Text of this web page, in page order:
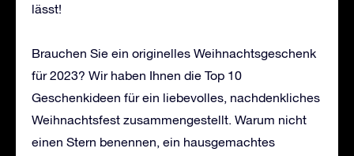
lässt!
Brauchen Sie ein originelles Weihnachtsgeschenk
für 2023? Wir haben Ihnen die Top 10
Geschenkideen für ein liebevolles, nachdenkliches
Weihnachtsfest zusammengestellt. Warum nicht
einen Stern benennen, ein hausgemachtes